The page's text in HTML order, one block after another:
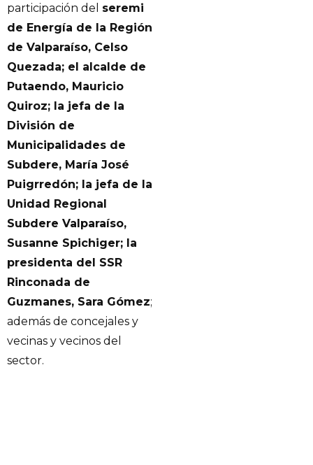
participación del seremi
de Energía de la Región
de Valparaíso, Celso
Quezada; el alcalde de
Putaendo, Mauricio
Quiroz; la jefa de la
División de
Municipalidades de
Subdere, María José
Puigrredón; la jefa de la
Unidad Regional
Subdere Valparaíso,
Susanne Spichiger; la
presidenta del SSR
Rinconada de
Guzmanes, Sara Gómez;
además de concejales y
vecinas y vecinos del
sector.